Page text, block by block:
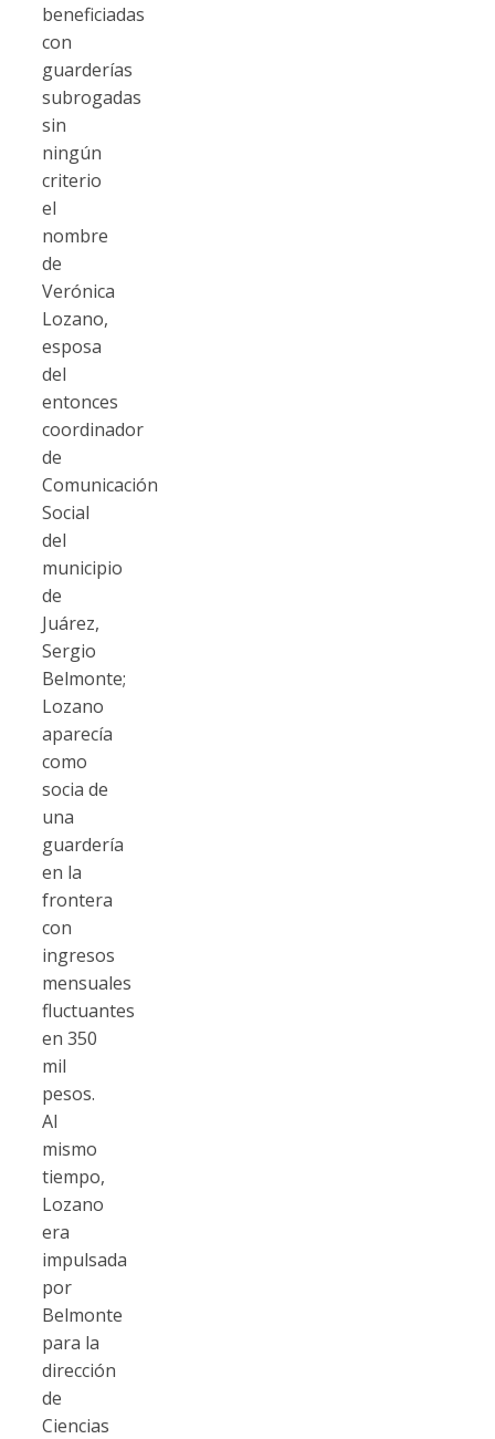
beneficiadas
con
guarderías
subrogadas
sin
ningún
criterio
el
nombre
de
Verónica
Lozano,
esposa
del
entonces
coordinador
de
Comunicación
Social
del
municipio
de
Juárez,
Sergio
Belmonte;
Lozano
aparecía
como
socia de
una
guardería
en la
frontera
con
ingresos
mensuales
fluctuantes
en 350
mil
pesos.
Al
mismo
tiempo,
Lozano
era
impulsada
por
Belmonte
para la
dirección
de
Ciencias